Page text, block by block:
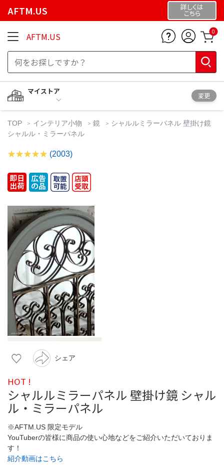
AFTM.US 詳しくは
こちら
AFTM.US 0
マイストア
変更
TOP インテリア小物 鏡
シャルルミラーパネル 壁掛け鏡
シャルル・ミラーパネル
(2003)
シェア
HOT !
シャルルミラーパネル 壁掛け鏡 シャル
ル・ミラーパネル
※AFTM.US 限定モデル
YouTuberの皆様に商品の使い心地などをご紹介いただいておりま
す！
紹介動画はこちら